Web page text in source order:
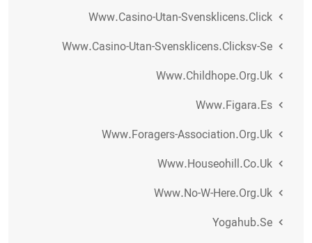
Www.casino-Utan-Svensklicens.click
Www.casino-Utan-Svensklicens.clicksv-Se
Www.childhope.org.uk
Www.figara.es
Www.foragers-Association.org.uk
Www.houseohill.co.uk
Www.no-W-Here.org.uk
Yogahub.se